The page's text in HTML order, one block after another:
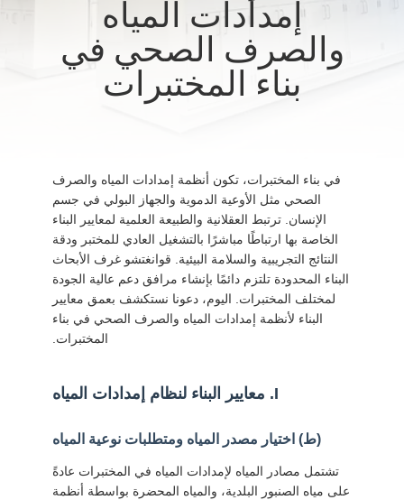
المصنع
مراقبة
الحالات
خريطة
إمدادات المياه
والصرف الصحي في
بناء المختبرات
في بناء المختبرات، تكون أنظمة إمدادات المياه والصرف
الصحي مثل الأوعية الدموية والجهاز البولي في جسم
الإنسان. ترتبط العقلانية والطبيعة العلمية لمعايير البناء
الخاصة بها ارتباطًا مباشرًا بالتشغيل العادي للمختبر ودقة
النتائج التجريبية والسلامة البيئية. قوانغتشو غرف الأبحاث
البناء المحدودة تلتزم دائمًا بإنشاء مرافق دعم عالية الجودة
لمختلف المختبرات. اليوم، دعونا نستكشف بعمق معايير
البناء لأنظمة إمدادات المياه والصرف الصحي في بناء
المختبرات.
I. معايير البناء لنظام إمدادات المياه
(ط) اختيار مصدر المياه ومتطلبات نوعية المياه
تشتمل مصادر المياه لإمدادات المياه في المختبرات عادةً
على مياه الصنبور البلدية، والمياه المحضرة بواسطة أنظمة